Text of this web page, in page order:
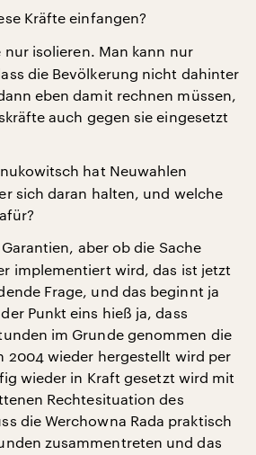
Kräfte einfangen?
nur isolieren. Man kann nur
die Bevölkerung nicht dahinter
eben damit rechnen müssen,
auch gegen sie eingesetzt
hat Neuwahlen
sich daran halten, und welche
aber ob die Sache
implementiert wird, das ist jetzt
Frage, und das beginnt ja
Punkt eins hieß ja, dass
im Grunde genommen die
2004 wieder hergestellt wird per
wieder in Kraft gesetzt wird mit
Rechtesituation des
die Werchowna Rada praktisch
zusammentreten und das